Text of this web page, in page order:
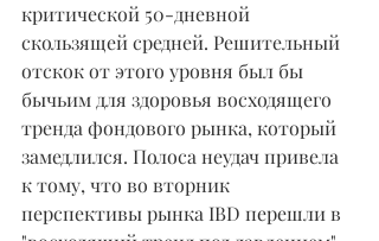
критической 50-дневной
скользящей средней. Решительный
отскок от этого уровня был бы
бычьим для здоровья восходящего
тренда фондового рынка, который
замедлился. Полоса неудач привела
к тому, что во вторник
перспективы рынка IBD перешли в